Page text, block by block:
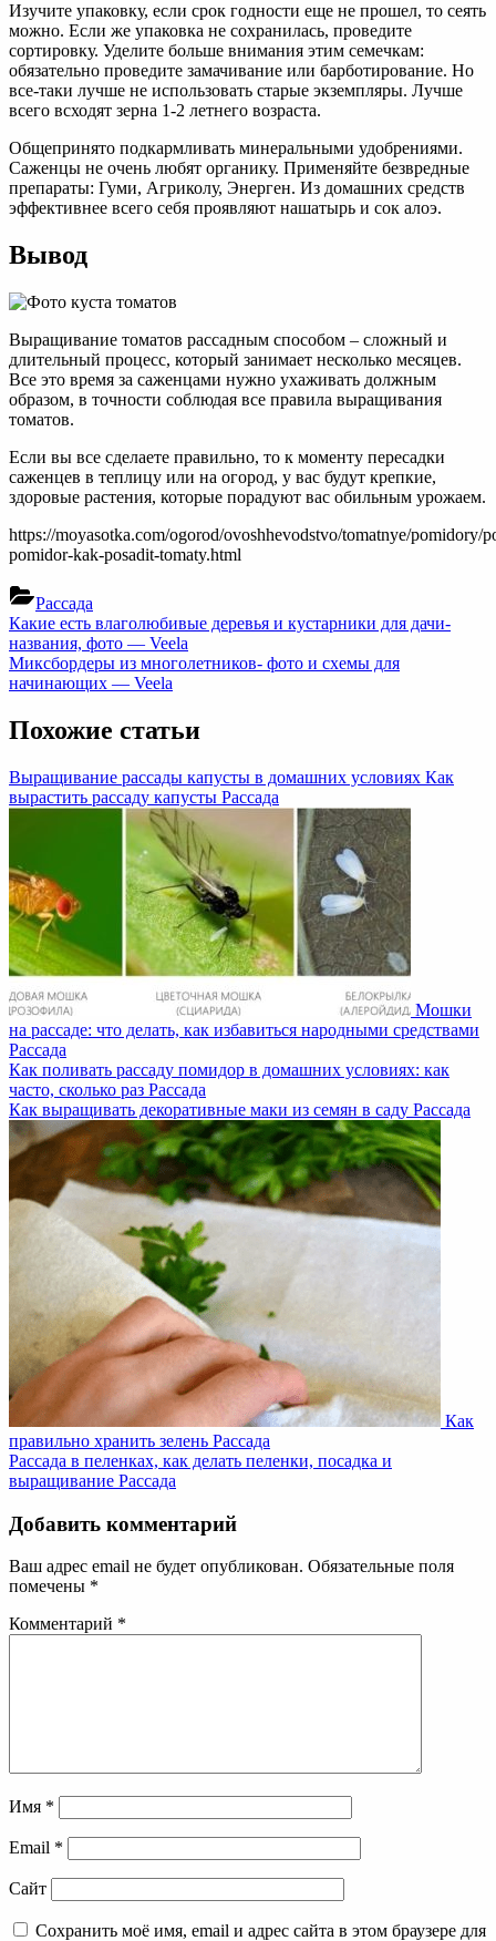
Изучите упаковку, если срок годности еще не прошел, то сеять
можно. Если же упаковка не сохранилась, проведите
сортировку. Уделите больше внимания этим семечкам:
обязательно проведите замачивание или барботирование. Но
все-таки лучше не использовать старые экземпляры. Лучше
всего всходят зерна 1-2 летнего возраста.
Общепринято подкармливать минеральными удобрениями.
Саженцы не очень любят органику. Применяйте безвредные
препараты: Гуми, Агриколу, Энерген. Из домашних средств
эффективнее всего себя проявляют нашатырь и сок алоэ.
Вывод
Выращивание томатов рассадным способом – сложный и
длительный процесс, который занимает несколько месяцев.
Все это время за саженцами нужно ухаживать должным
образом, в точности соблюдая все правила выращивания
томатов.
Если вы все сделаете правильно, то к моменту пересадки
саженцев в теплицу или на огород, у вас будут крепкие,
здоровые растения, которые порадуют вас обильным урожаем.
https://moyasotka.com/ogorod/ovoshhevodstvo/tomatnye/pomidory/
pomidor-kak-posadit-tomaty.html
Рассада
Навигация
по
записям
Previous
Post:
Какие есть влаголюбивые деревья и кустарники для дачи-
названия, фото — Veela
Next
Post:
Миксбордеры из многолетников- фото и схемы для
начинающих — Veela
Похожие статьи
Выращивание рассады капусты в домашних условиях Как
вырастить рассаду капусты Рассада
Мошки
на рассаде: что делать, как избавиться народными средствами
Рассада
Как поливать рассаду помидор в домашних условиях: как
часто, сколько раз Рассада
Как выращивать декоративные маки из семян в саду Рассада
Как
правильно хранить зелень Рассада
Рассада в пеленках, как делать пеленки, посадка и
выращивание Рассада
Добавить комментарий
Ваш адрес email не будет опубликован. Обязательные поля
помечены *
Комментарий *
Имя *
Email *
Сайт
Сохранить моё имя, email и адрес сайта в этом браузере для